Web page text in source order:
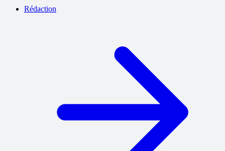
Rédaction